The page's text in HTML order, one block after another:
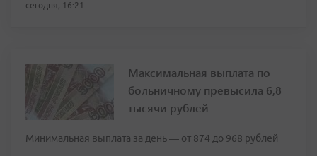
сегодня, 16:21
Максимальная выплата по
больничному превысила 6,8
тысячи рублей
Минимальная выплата за день — от 874 до 968 рублей